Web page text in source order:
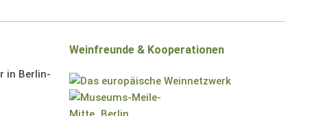
in Berlin-
Weinfreunde & Kooperationen